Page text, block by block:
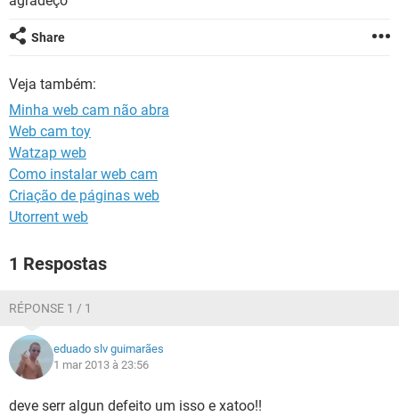
INSTAGRAM
GUIA DE COMPRAS
Share
Veja também:
Minha web cam não abra
Web cam toy
Watzap web
Como instalar web cam
Criação de páginas web
Utorrent web
1 Respostas
RÉPONSE 1 / 1
eduado slv guimarães
1 mar 2013 à 23:56
deve serr algun defeito um isso e xatoo!!